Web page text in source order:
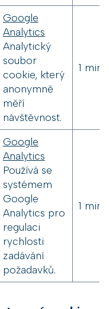
Google
Analytics
Analytický
soubor
cookie, který
anonymně
měří
návštěvnost.
1
Google
Analytics
Používá se
systémem
Google
Analytics pro
regulaci
rychlosti
zadávání
požadavků.
1